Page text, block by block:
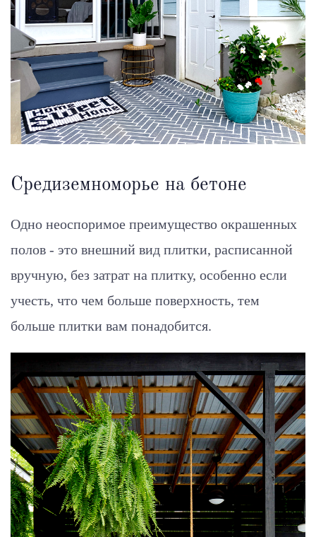
Средиземноморье на бетоне
Одно неоспоримое преимущество окрашенных
полов - это внешний вид плитки, расписанной
вручную, без затрат на плитку, особенно если
учесть, что чем больше поверхность, тем
больше плитки вам понадобится.